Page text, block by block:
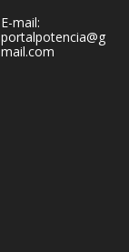
E-mail:
portalpotencia@g
mail.com